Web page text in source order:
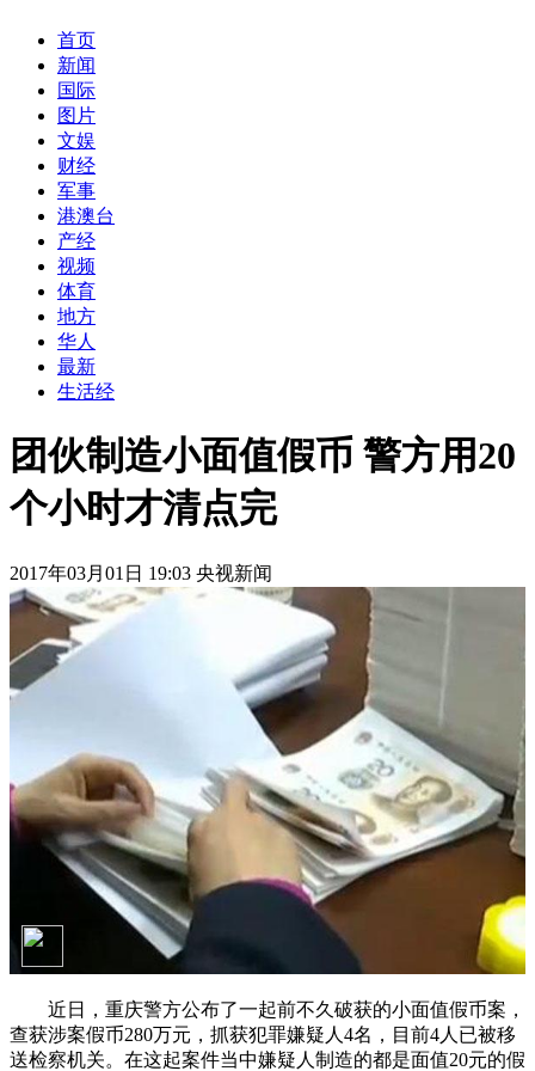
首页
新闻
国际
图片
文娱
财经
军事
港澳台
产经
视频
体育
地方
华人
最新
生活经
团伙制造小面值假币 警方用20
个小时才清点完
2017年03月01日 19:03 央视新闻
近日，重庆警方公布了一起前不久破获的小面值假币案，
查获涉案假币280万元，抓获犯罪嫌疑人4名，目前4人已被移
送检察机关。在这起案件当中嫌疑人制造的都是面值20元的假